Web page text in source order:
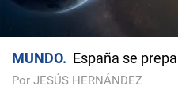
MUNDO España se
Por JESÚS HERNÁNDEZ